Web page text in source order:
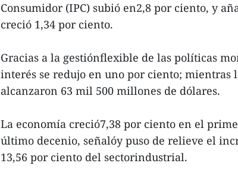
Consumidor (IPC) subió en2,8 por ciento, y
creció 1,34 por ciento.
Gracias a la gestiónflexible de las políticas
interés se redujo en uno por ciento; mientras
alcanzaron 63 mil 500 millones de dólares.
La economía creció7,38 por ciento en el
último decenio, señalóy puso de relieve el
13,56 por ciento del sectorindustrial.